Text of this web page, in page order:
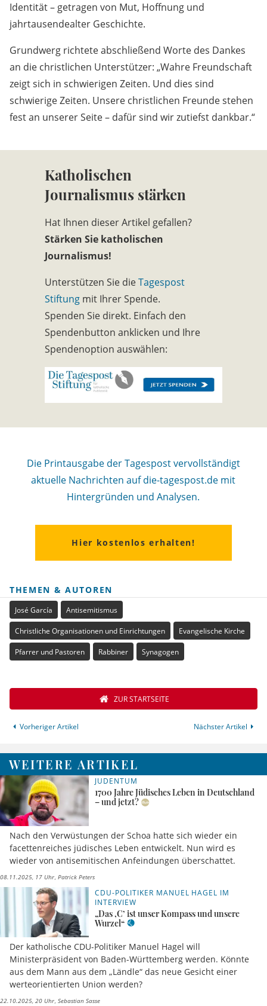
Identität – getragen von Mut, Hoffnung und
jahrtausendealter Geschichte.
Grundwerg richtete abschließend Worte des Dankes
an die christlichen Unterstützer: „Wahre Freundschaft
zeigt sich in schwierigen Zeiten. Und dies sind
schwierige Zeiten. Unsere christlichen Freunde stehen
fest an unserer Seite – dafür sind wir zutiefst dankbar.“
Katholischen
Journalismus stärken
Hat Ihnen dieser Artikel gefallen?
Stärken Sie katholischen
Journalismus!
Unterstützen Sie dieTagespost
Stiftung mit Ihrer Spende.
Spenden Sie direkt. Einfach den
Spendenbutton anklicken und Ihre
Spendenoption auswählen:
Die Printausgabe der Tagespost vervollständigt
aktuelle Nachrichten auf die-tagespost.de mit
Hintergründen und Analysen.
Hier kostenlos erhalten!
THEMEN & AUTOREN
José García Antisemitismus
Christliche Organisationen und Einrichtungen Evangelische Kirche
Pfarrer und Pastoren Rabbiner Synagogen
Vorheriger Artikel
ZUR STARTSEITE
Nächster Artikel
WEITERE ARTIKEL
JUDENTUM
1700 Jahre Jüdisches Leben in Deutschland
– und jetzt?
Nach den Verwüstungen der Schoa hatte sich wieder ein
facettenreiches jüdisches Leben entwickelt. Nun wird es
wieder von antisemitischen Anfeindungen überschattet.
08.11.2025, 17 Uhr Patrick Peters
CDU-POLITIKER MANUEL HAGEL IM
INTERVIEW
„Das ‚C’ ist unser Kompass und unsere
Wurzel“
Der katholische CDU-Politiker Manuel Hagel will
Ministerpräsident von Baden-Württemberg werden. Könnte
aus dem Mann aus dem „Ländle“ das neue Gesicht einer
werteorientierten Union werden?
22.10.2025, 20 Uhr Sebastian Sasse